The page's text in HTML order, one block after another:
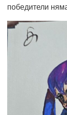
победители